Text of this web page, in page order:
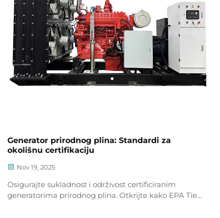
Generator prirodnog plina: Standardi za
okolišnu certifikaciju
Nov 19, 2025
Osigurajte sukladnost i održivost certificiranim
generatorima prirodnog plina. Otkrijte kako EPA Tier